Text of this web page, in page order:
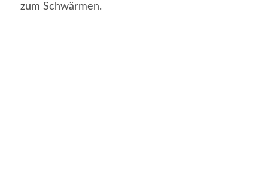
zum Schwärmen.